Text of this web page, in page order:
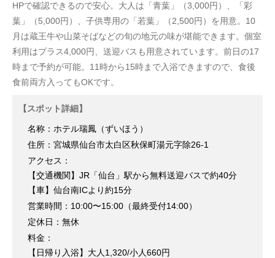
HPで確認できるので安心。大人は「青葉」（3,000円）、「彩
葉」（5,000円）、子供専用の「若葉」（2,500円）を用意。10
月は蔵王牛や山菜そばなどの旬の地元の味が堪能できます。個室
利用はプラス4,000円、送迎バスも用意されています。前日の17
時まで予約が可能。11時から15時まで入浴できますので、食後
食前両方入ってもOKです。
【スポット詳細】
名称：ホテル瑞鳳（ずいほう）
住所：宮城県仙台市太白区秋保町湯元字除26-1
アクセス：
【交通機関】JR「仙台」駅から無料送迎バスで約40分
【車】仙台南ICより約15分
営業時間：10:00〜15:00（最終受付14:00）
定休日：無休
料金：
【日帰り入浴】大人1,320/小人660円